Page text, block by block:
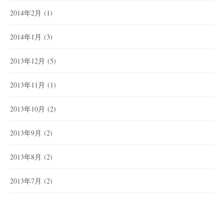
2014年2月 (1)
2014年1月 (3)
2013年12月 (5)
2013年11月 (1)
2013年10月 (2)
2013年9月 (2)
2013年8月 (2)
2013年7月 (2)